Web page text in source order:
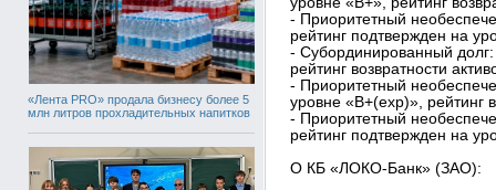
«Лента PRO» продала бизнесу более 5
млн литров прохладительных напитков
- Приоритетный
рейтинг подтвержден на
- Субординированный
рейтинг возвратности
- Приоритетный
уровне «B+(exp)», рейтинг
- Приоритетный
рейтинг подтвержден на
О КБ «ЛОКО-Банк» (ЗАО):